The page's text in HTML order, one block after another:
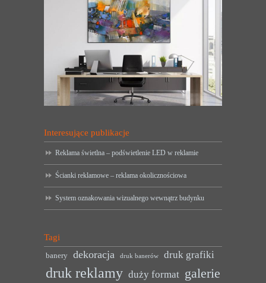
Interesujące publikacje
Reklama świetlna – podświetlenie LED w reklamie
Ścianki reklamowe – reklama okolicznościowa
System oznakowania wizualnego wewnątrz budynku
Tagi
banery dekoracja druk banerów druk grafiki
druk reklamy duży format galerie